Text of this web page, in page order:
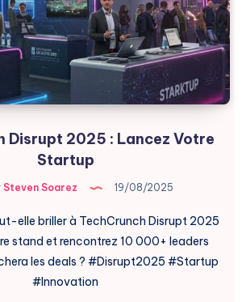
Disrupt 2025 : Lancez Votre
Startup
Steven Soarez 19/08/2025
elle briller à TechCrunch Disrupt 2025
stand et rencontrez 10 000+ leaders
les deals ? #Disrupt2025 #Startup
#Innovation